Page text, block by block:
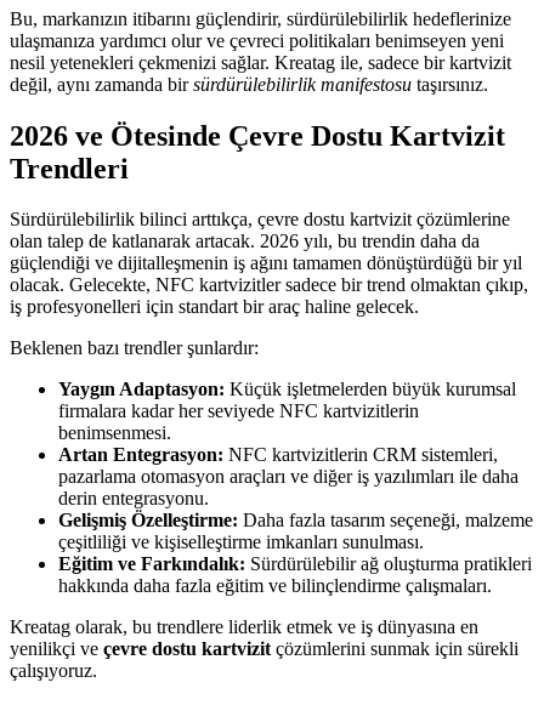
Bu, markanızın itibarını güçlendirir, sürdürülebilirlik hedeflerinize
ulaşmanıza yardımcı olur ve çevreci politikaları benimseyen yeni
nesil yetenekleri çekmenizi sağlar. Kreatag ile, sadece bir kartvizit
değil, aynı zamanda birsürdürülebilirlik manifestosu taşırsınız.
2026 ve Ötesinde Çevre Dostu Kartvizit
Trendleri
Sürdürülebilirlik bilinci arttıkça, çevre dostu kartvizit çözümlerine
olan talep de katlanarak artacak. 2026 yılı, bu trendin daha da
güçlendiği ve dijitalleşmenin iş ağını tamamen dönüştürdüğü bir yıl
olacak. Gelecekte, NFC kartvizitler sadece bir trend olmaktan çıkıp,
iş profesyonelleri için standart bir araç haline gelecek.
Beklenen bazı trendler şunlardır:
Yaygın Adaptasyon: Küçük işletmelerden büyük kurumsal
firmalara kadar her seviyede NFC kartvizitlerin
benimsenmesi.
Artan Entegrasyon: NFC kartvizitlerin CRM sistemleri,
pazarlama otomasyon araçları ve diğer iş yazılımları ile daha
derin entegrasyonu.
Gelişmiş Özelleştirme: Daha fazla tasarım seçeneği, malzeme
çeşitliliği ve kişiselleştirme imkanları sunulması.
Eğitim ve Farkındalık: Sürdürülebilir ağ oluşturma pratikleri
hakkında daha fazla eğitim ve bilinçlendirme çalışmaları.
Kreatag olarak, bu trendlere liderlik etmek ve iş dünyasına en
yenilikçi ve çevre dostu kartvizitçözümlerini sunmak için sürekli
çalışıyoruz.